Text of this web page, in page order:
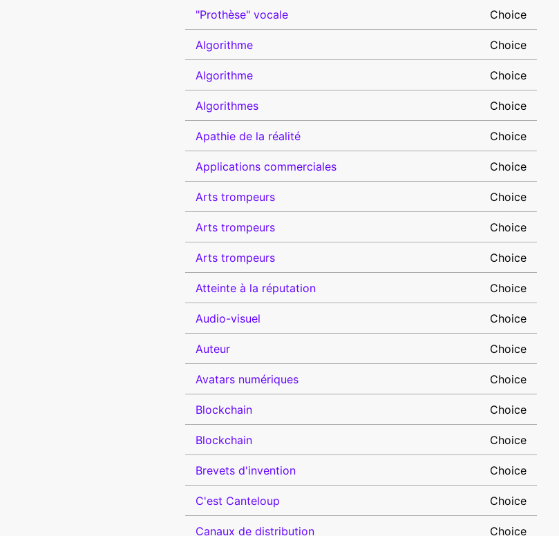
"Prothèse" vocale Choice
Algorithme Choice
Algorithme Choice
Algorithmes Choice
Apathie de la réalité Choice
Applications commerciales Choice
Arts trompeurs Choice
Arts trompeurs Choice
Arts trompeurs Choice
Atteinte à la réputation Choice
Audio-visuel Choice
Auteur Choice
Avatars numériques Choice
Blockchain Choice
Blockchain Choice
Brevets d'invention Choice
C'est Canteloup Choice
Canaux de distribution Choice